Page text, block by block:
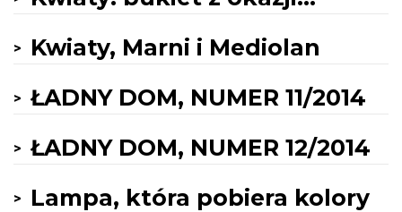
Kwiaty, Marni i Mediolan
ŁADNY DOM, NUMER 11/2014
ŁADNY DOM, NUMER 12/2014
Lampa, która pobiera kolory